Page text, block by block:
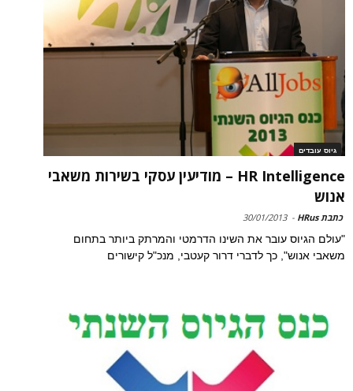
גיוס עובדים
HR Intelligence – מודיעין עסקי בשירות משאבי
אנוש
כתבת HRus -
30/01/2013
"עולם הגיוס עובר את השינו הדרמטי והמרתק ביותר בתחום
משאבי אנוש", כך לדברי דרור קעטבי, מנכ"ל קישורים